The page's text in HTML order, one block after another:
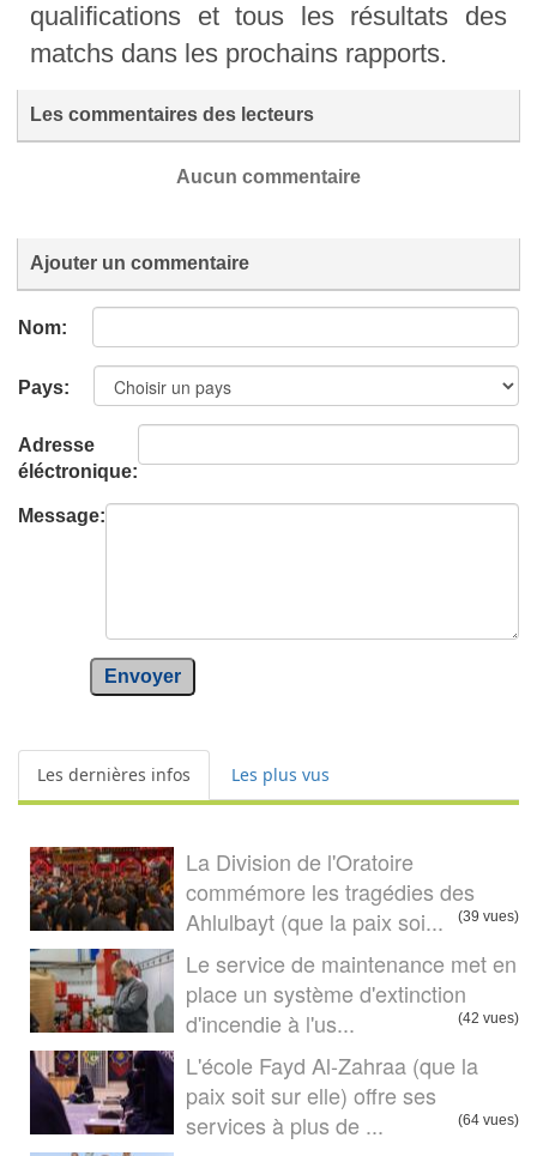
qualifications et tous les résultats des
matchs dans les prochains rapports.
Les commentaires des lecteurs
Aucun commentaire
Ajouter un commentaire
Nom:
Pays:
Adresse
éléctronique:
Message:
Envoyer
Les dernières infos Les plus vus
La Division de l'Oratoire
commémore les tragédies des
Ahlulbayt (que la paix soi...
(39 vues)
Le service de maintenance met en
place un système d'extinction
d'incendie à l'us...
(42 vues)
L'école Fayd Al-Zahraa (que la
paix soit sur elle) offre ses
services à plus de ...
(64 vues)